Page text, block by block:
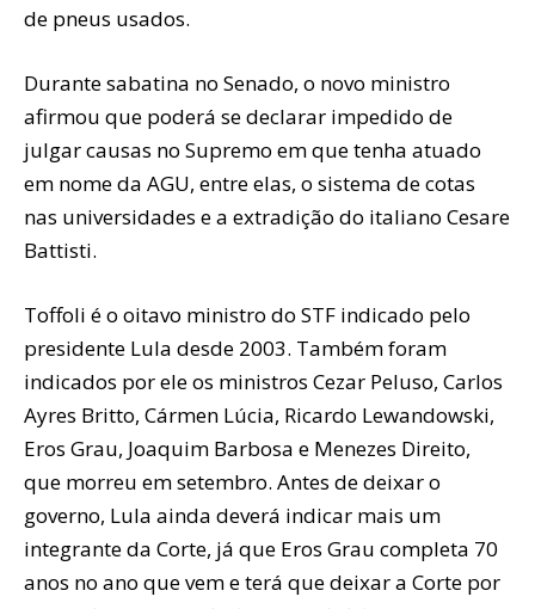
de pneus usados.
Durante sabatina no Senado, o novo ministro
afirmou que poderá se declarar impedido de
julgar causas no Supremo em que tenha atuado
em nome da AGU, entre elas, o sistema de cotas
nas universidades e a extradição do italiano Cesare
Battisti.
Toffoli é o oitavo ministro do STF indicado pelo
presidente Lula desde 2003. Também foram
indicados por ele os ministros Cezar Peluso, Carlos
Ayres Britto, Cármen Lúcia, Ricardo Lewandowski,
Eros Grau, Joaquim Barbosa e Menezes Direito,
que morreu em setembro. Antes de deixar o
governo, Lula ainda deverá indicar mais um
integrante da Corte, já que Eros Grau completa 70
anos no ano que vem e terá que deixar a Corte por